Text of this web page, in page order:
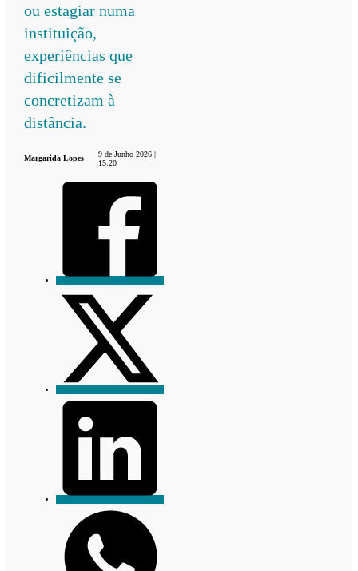
ou estagiar numa
instituição,
experiências que
dificilmente se
concretizam à
distância.
Margarida Lopes
9 de Junho 2026 |
15:20